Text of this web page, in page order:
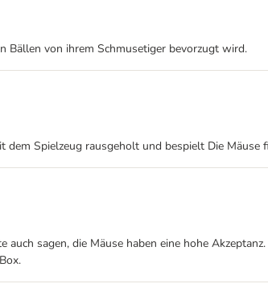
Bällen von ihrem Schmusetiger bevorzugt wird.
Spielzeug rausgeholt und bespielt Die Mäuse
sagen, die Mäuse haben eine hohe